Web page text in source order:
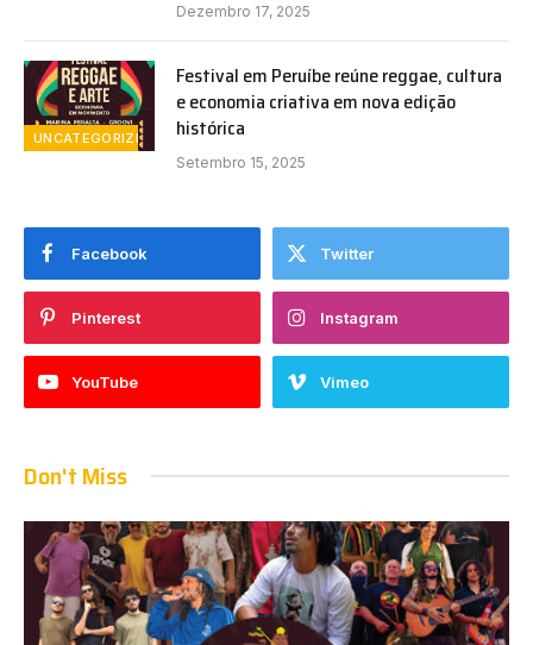
Dezembro 17, 2025
UNCATEGORIZED
Festival em Peruíbe reúne reggae, cultura
e economia criativa em nova edição
histórica
Setembro 15, 2025
Facebook Twitter
Pinterest Instagram
YouTube Vimeo
Don't Miss